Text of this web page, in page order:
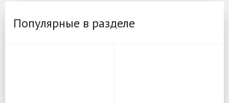
Популярные в разделе